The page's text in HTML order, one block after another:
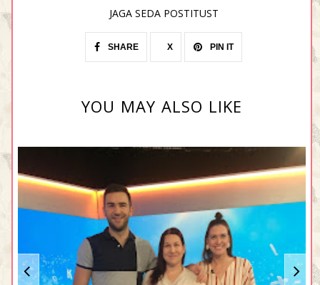
JAGA SEDA POSTITUST
SHARE X PIN IT
YOU MAY ALSO LIKE